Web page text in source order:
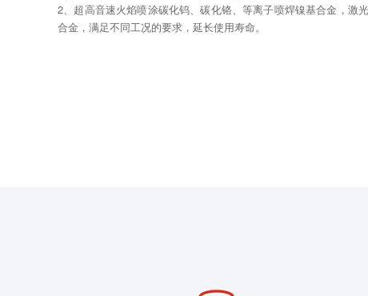
2、超高音速火焰喷涂碳化钨、碳化铬、等离子喷焊镍基合金，激
合金，满足不同工况的要求，延长使用寿命。